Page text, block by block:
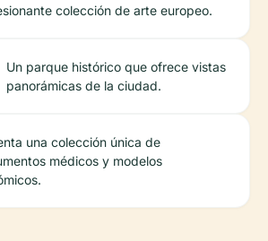
colección de arte europeo.
Un parque histórico que ofrece vistas
panorámicas de la ciudad.
una colección única de
médicos y modelos